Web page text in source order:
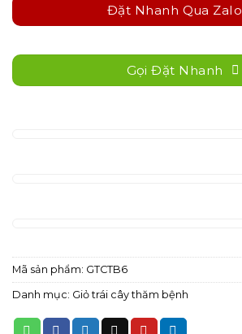
Đặt Nhanh Qua Zalo
Gọi Đặt Nhanh
Mã sản phẩm: GTCTB6
Danh mục: Giỏ trái cây thăm bệnh